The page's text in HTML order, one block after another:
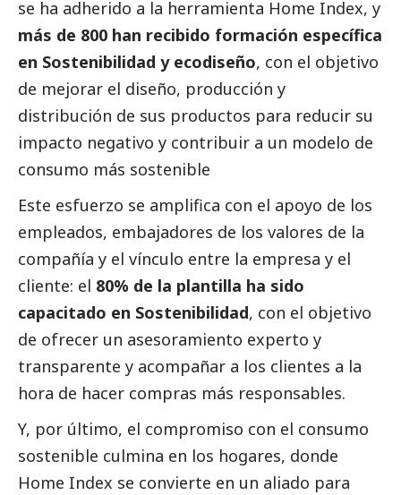
se ha adherido a la herramienta Home Index, y
más de 800 han recibido formación específica
en Sostenibilidad y ecodiseño, con el objetivo
de mejorar el diseño, producción y
distribución de sus productos para reducir su
impacto negativo y contribuir a un modelo de
consumo más sostenible
Este esfuerzo se amplifica con el apoyo de los
empleados, embajadores de los valores de la
compañía y el vínculo entre la empresa y el
cliente: el 80% de la plantilla ha sido
capacitado en Sostenibilidad, con el objetivo
de ofrecer un asesoramiento experto y
transparente y acompañar a los clientes a la
hora de hacer compras más responsables.
Y, por último, el compromiso con el consumo
sostenible culmina en los hogares, donde
Home Index se convierte en un aliado para